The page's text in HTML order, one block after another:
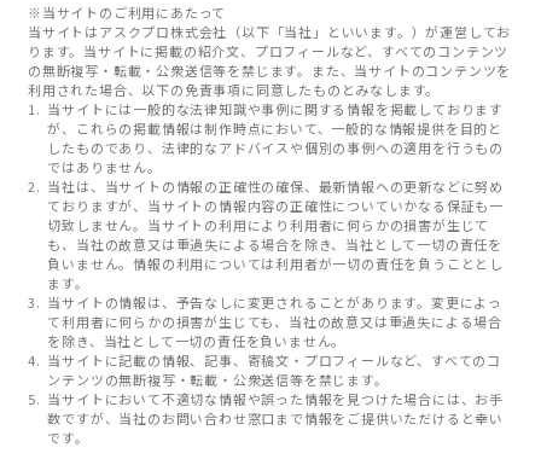
※当サイトのご利用にあたって
当サイトはアスクプロ株式会社（以下「当社」といいます。）が運営してお
ります。当サイトに掲載の紹介文、プロフィールなど、すべてのコンテンツ
の無断複写・転載・公衆送信等を禁じます。また、当サイトのコンテンツを
利用された場合、以下の免責事項に同意したものとみなします。
当サイトには一般的な法律知識や事例に関する情報を掲載しております
が、これらの掲載情報は制作時点において、一般的な情報提供を目的と
したものであり、法律的なアドバイスや個別の事例への適用を行うもの
ではありません。
当社は、当サイトの情報の正確性の確保、最新情報への更新などに努め
ておりますが、当サイトの情報内容の正確性についていかなる保証も一
切致しません。当サイトの利用により利用者に何らかの損害が生じて
も、当社の故意又は重過失による場合を除き、当社として一切の責任を
負いません。情報の利用については利用者が一切の責任を負うこととし
ます。
当サイトの情報は、予告なしに変更されることがあります。変更によっ
て利用者に何らかの損害が生じても、当社の故意又は重過失による場合
を除き、当社として一切の責任を負いません。
当サイトに記載の情報、記事、寄稿文・プロフィールなど、すべてのコ
ンテンツの無断複写・転載・公衆送信等を禁じます。
当サイトにおいて不適切な情報や誤った情報を見つけた場合には、お手
数ですが、当社のお問い合わせ窓口まで情報をご提供いただけると幸い
です。